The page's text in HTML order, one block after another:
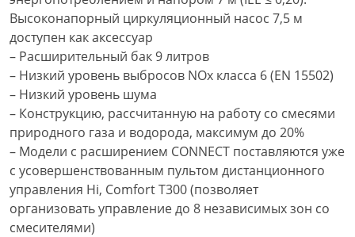
Высоконапорный циркуляционный насос 7,5 м
доступен как аксессуар
– Расширительный бак 9 литров
– Низкий уровень выбросов NOx класса 6 (EN 15502)
– Низкий уровень шума
– Конструкцию, рассчитанную на работу со смесями
природного газа и водорода, максимум до 20%
– Модели с расширением CONNECT поставляются уже
с усовершенствованным пультом дистанционного
управления Hi, Comfort T300 (позволяет
организовать управление до 8 независимых зон со
смесителями)